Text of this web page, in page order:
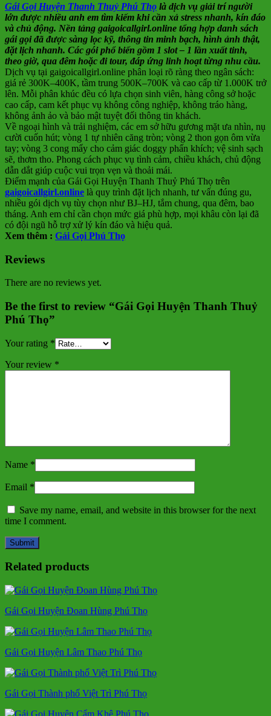
Gái Gọi Huyện Thanh Thuỷ Phú Thọ là dịch vụ giải trí người
lớn được nhiều anh em tìm kiếm khi cần xả stress nhanh, kín đáo
và chủ động. Nền tảng gaigoicallgirl.online tổng hợp danh sách
gái gọi đã được sàng lọc kỹ, thông tin minh bạch, hình ảnh thật,
đặt lịch nhanh. Các gói phổ biến gồm 1 slot – 1 lần xuất tinh,
theo giờ, qua đêm hoặc đi tour, đáp ứng linh hoạt từng nhu cầu.
Dịch vụ tại gaigoicallgirl.online phân loại rõ ràng theo ngân sách:
giá rẻ 300K–400K, tầm trung 500K–700K và cao cấp từ 1.000K trở
lên. Mỗi phân khúc đều có lựa chọn sinh viên, hàng công sở hoặc
cao cấp, cam kết phục vụ không công nghiệp, không tráo hàng,
không ảnh ảo và bảo mật tuyệt đối thông tin khách.
Về ngoại hình và trải nghiệm, các em sở hữu gương mặt ưa nhìn, nụ
cười cuốn hút; vòng 1 tự nhiên căng tròn; vòng 2 thon gọn ôm vừa
tay; vòng 3 cong mẩy cho cảm giác doggy phấn khích; vệ sinh sạch
sẽ, thơm tho. Phong cách phục vụ tình cảm, chiều khách, chủ động
dẫn dắt giúp cuộc vui trọn vẹn và thoải mái.
Điểm mạnh của Gái Gọi Huyện Thanh Thuỷ Phú Thọ trên
gaigoicallgirl.online là quy trình đặt lịch nhanh, tư vấn đúng gu,
nhiều gói dịch vụ tùy chọn như BJ–HJ, tắm chung, qua đêm, bao
tháng. Anh em chỉ cần chọn mức giá phù hợp, mọi khâu còn lại đã
có đội ngũ hỗ trợ xử lý kín đáo và hiệu quả.
Xem thêm : Gái Gọi Phú Thọ
Reviews
There are no reviews yet.
Be the first to review “Gái Gọi Huyện Thanh Thuỷ
Phú Thọ”
Your rating *
Your review *
Name *
Email *
Save my name, email, and website in this browser for the next
time I comment.
Related products
Gái Gọi Huyện Đoan Hùng Phú Thọ
Gái Gọi Huyện Lâm Thao Phú Thọ
Gái Gọi Thành phố Việt Trì Phú Thọ